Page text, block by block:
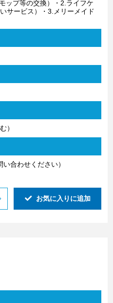
ップ等の交換）・2.ライフケ
サービス）・3.メリーメイド
）
合わせください）
お気に入りに追加